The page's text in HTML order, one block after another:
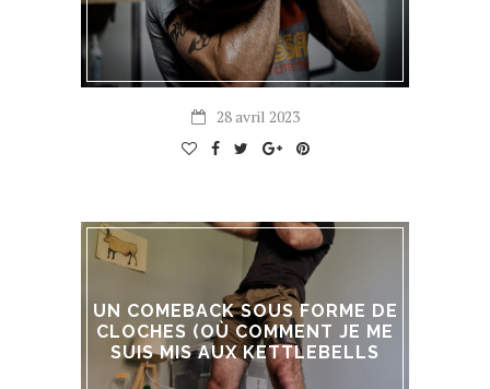
28 avril 2023
UN COMEBACK SOUS FORME DE
CLOCHES (OÙ COMMENT JE ME
SUIS MIS AUX KETTLEBELLS